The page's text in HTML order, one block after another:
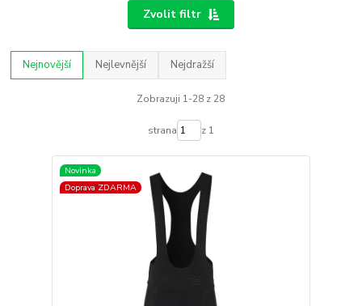
Zvolit filtr
Nejnovější Nejlevnější Nejdražší
Zobrazuji 1-28 z 28
strana z 1
Novinka
Doprava ZDARMA